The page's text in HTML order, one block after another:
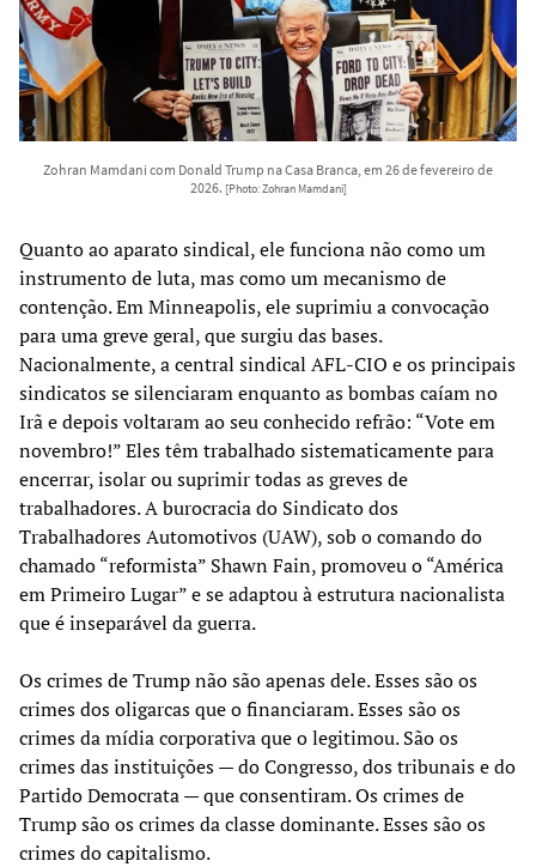
Zohran Mamdani com Donald Trump na Casa Branca, em 26 de fevereiro de
2026. [Photo: Zohran Mamdani]
Quanto ao aparato sindical, ele funciona não como um
instrumento de luta, mas como um mecanismo de
contenção. Em Minneapolis, ele suprimiu a convocação
para uma greve geral, que surgiu das bases.
Nacionalmente, a central sindical AFL-CIO e os principais
sindicatos se silenciaram enquanto as bombas caíam no
Irã e depois voltaram ao seu conhecido refrão: “Vote em
novembro!” Eles têm trabalhado sistematicamente para
encerrar, isolar ou suprimir todas as greves de
trabalhadores. A burocracia do Sindicato dos
Trabalhadores Automotivos (UAW), sob o comando do
chamado “reformista” Shawn Fain, promoveu o “América
em Primeiro Lugar” e se adaptou à estrutura nacionalista
que é inseparável da guerra.
Os crimes de Trump não são apenas dele. Esses são os
crimes dos oligarcas que o financiaram. Esses são os
crimes da mídia corporativa que o legitimou. São os
crimes das instituições — do Congresso, dos tribunais e do
Partido Democrata — que consentiram. Os crimes de
Trump são os crimes da classe dominante. Esses são os
crimes do capitalismo.